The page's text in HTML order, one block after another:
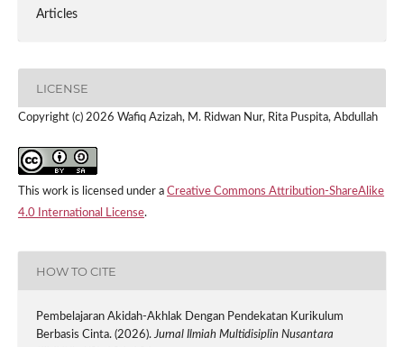
Articles
LICENSE
Copyright (c) 2026 Wafiq Azizah, M. Ridwan Nur, Rita Puspita, Abdullah
This work is licensed under a Creative Commons Attribution-ShareAlike
4.0 International License.
HOW TO CITE
Pembelajaran Akidah-Akhlak Dengan Pendekatan Kurikulum
Berbasis Cinta. (2026).Jurnal Ilmiah Multidisiplin Nusantara